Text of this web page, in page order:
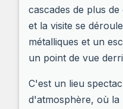
cascades de plus
et la visite se
métalliques et un
un point de vue
C'est un lieu
d'atmosphère, où